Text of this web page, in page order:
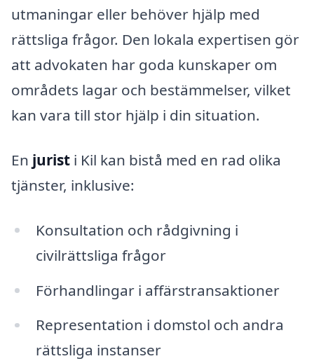
utmaningar eller behöver hjälp med
rättsliga frågor. Den lokala expertisen gör
att advokaten har goda kunskaper om
områdets lagar och bestämmelser, vilket
kan vara till stor hjälp i din situation.
En jurist i Kil kan bistå med en rad olika
tjänster, inklusive:
Konsultation och rådgivning i
civilrättsliga frågor
Förhandlingar i affärstransaktioner
Representation i domstol och andra
rättsliga instanser